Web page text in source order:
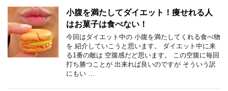
小腹を満たしてダイエット！痩せれる人
はお菓子は食べない！
今回はダイエット中の 小腹を満たしてくれる食べ物
を 紹介していこうと思います。 ダイエット中に来
る1番の敵は 空腹感だど思います。 この空腹に毎回
打ち勝つことが 出来れば良いのですが そういう訳
にもい …